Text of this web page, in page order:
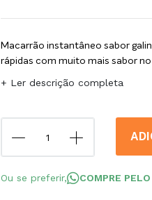
Macarrão instantâneo sabor
rápidas com muito mais sabor no
+ Ler descrição completa
Ou se preferir, COMPRE